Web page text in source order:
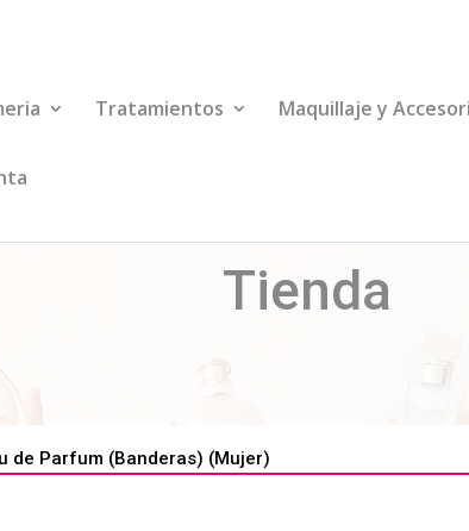
Tratamientos Maquillaje y
Tienda
de Parfum (Banderas) (Mujer)